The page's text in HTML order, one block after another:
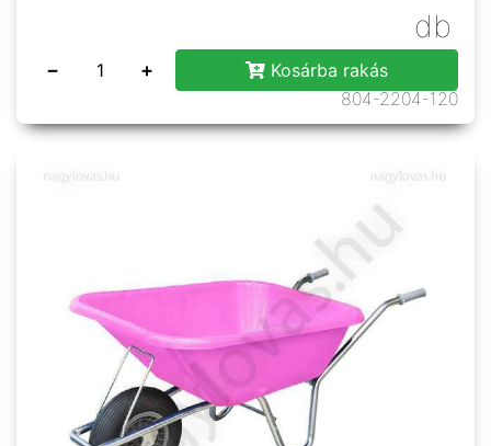
db
− +
Kosárba rakás
804-2204-120